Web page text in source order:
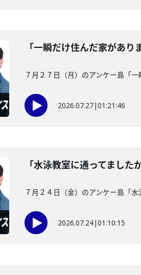
「一瞬だけ住んだ家があり
７月２７日（月）のアンケー島「
2026.07.27|01:21:46
「水泳教室に通ってましたか
７月２４日（金）のアンケー島「
2026.07.24|01:10:15